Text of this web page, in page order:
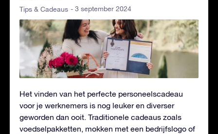
Tips & Cadeaus - 3 september 2024
Het vinden van het perfecte personeelscadeau
voor je werknemers is nog leuker en diverser
geworden dan ooit. Traditionele cadeaus zoals
voedselpakketten, mokken met een bedrijfslogo of